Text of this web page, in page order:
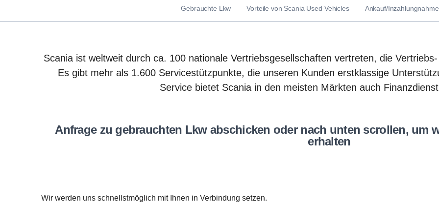
Gebrauchte Lkw Vorteile von Scania Used Vehicles Ankauf/Inzahlungnahme
Scania ist weltweit durch ca. 100 nationale Vertriebsgesellschaften vertreten, die
Es gibt mehr als 1.600 Servicestützpunkte, die unseren Kunden erstklassige
Service bietet Scania in den meisten Märkten auch
Anfrage zu gebrauchten Lkw abschi­cken oder nach unten scrollen, um weitere Kontakt­in­for­ma­tionen zu
erhalten
Wir werden uns schnellstmöglich mit Ihnen in Verbindung setzen.